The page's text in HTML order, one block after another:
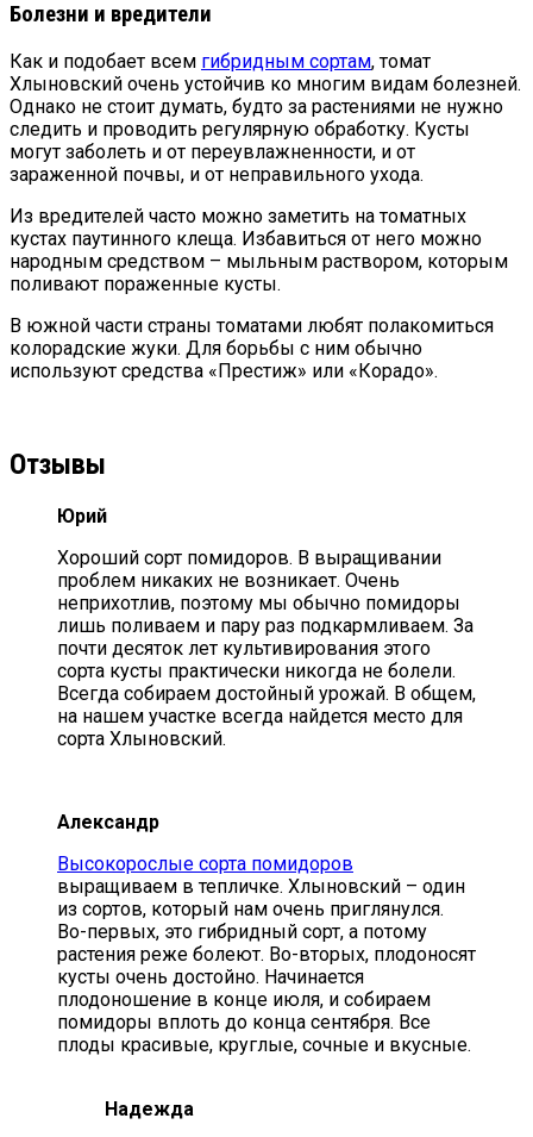
Болезни и вредители
Как и подобает всем гибридным сортам, томат
Хлыновский очень устойчив ко многим видам болезней.
Однако не стоит думать, будто за растениями не нужно
следить и проводить регулярную обработку. Кусты
могут заболеть и от переувлажненности, и от
зараженной почвы, и от неправильного ухода.
Из вредителей часто можно заметить на томатных
кустах паутинного клеща. Избавиться от него можно
народным средством – мыльным раствором, которым
поливают пораженные кусты.
В южной части страны томатами любят полакомиться
колорадские жуки. Для борьбы с ним обычно
используют средства «Престиж» или «Корадо».
Отзывы
Юрий
Хороший сорт помидоров. В выращивании
проблем никаких не возникает. Очень
неприхотлив, поэтому мы обычно помидоры
лишь поливаем и пару раз подкармливаем. За
почти десяток лет культивирования этого
сорта кусты практически никогда не болели.
Всегда собираем достойный урожай. В общем,
на нашем участке всегда найдется место для
сорта Хлыновский.
Александр
Высокорослые сорта помидоров
выращиваем в тепличке. Хлыновский – один
из сортов, который нам очень приглянулся.
Во-первых, это гибридный сорт, а потому
растения реже болеют. Во-вторых, плодоносят
кусты очень достойно. Начинается
плодоношение в конце июля, и собираем
помидоры вплоть до конца сентября. Все
плоды красивые, круглые, сочные и вкусные.
Надежда